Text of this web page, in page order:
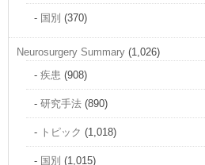
国別 (370)
Neurosurgery Summary (1,026)
疾患 (908)
研究手法 (890)
トピック (1,018)
国別 (1,015)